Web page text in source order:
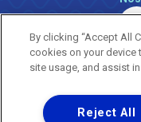
Uma
By clicking “Accept All
cookies on your device
site usage, and assist
Reject All